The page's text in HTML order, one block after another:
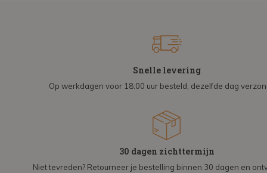
Snelle levering
Op werkdagen voor 18:00 uur besteld, dezelfde dag
30 dagen zichttermijn
Niet tevreden? Retourneer je bestelling binnen 30 dagen en